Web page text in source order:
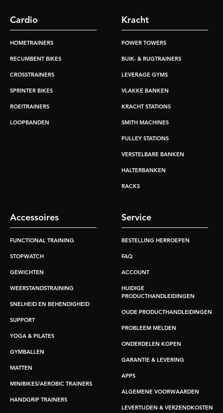
Cardio
HOMETRAINERS
RECUMBENT BIKES
CROSSTRAINERS
SPRINTER BIKES
ROEITRAINERS
LOOPBANDEN
Kracht
POWER TOWERS
BUIK- & RUGTRAINERS
LEVERAGE GYMS
VLAKKE BANKEN
KRACHT STATIONS
SMITH MACHINES
PULLEY STATIONS
VERSTELBARE BANKEN
HALTERBANKEN
RACKS
Accessoires
FUNCTIONAL TRAINING
STOPWATCH
GEWICHTEN
WEERSTANDSTRAINING
SNELHEID EN BEHENDIGHEID
SUPPORT
YOGA & PILATES
GYMBALLEN
MATTEN
MINIBIKES/AEROBIC TRAINERS
HANDGRIP TRAINERS
Service
BESTELLING HERROEPEN
FAQ
ACCOUNT
HUIDIGE
PRODUCTHANDLEIDINGEN
OUDE PRODUCTHANDLEIDINGEN
PROBLEEM MELDEN
ONDERDELEN KOPEN
GARANTIE & LEVERING
APPS
ALGEMENE VOORWAARDEN
LEVERTIJDEN & VERZENDKOSTEN